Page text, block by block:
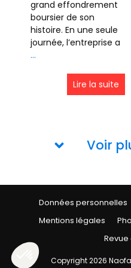
grand effondrement
boursier de son
histoire. En une seule
journée, l’entreprise a
…
Lire la suite
Voir
Données personnelles
Mentions légales
Copyright2026